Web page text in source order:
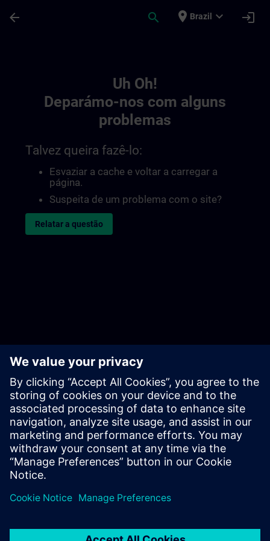
arrow_back search place Brazil expand_more login
Uh Oh!
Deparámo-nos com alguns
problemas
Talvez queira fazê-lo:
Esvaziar a cache e voltar a carregar a
página.
Suspeita de um problema com o site?
Relatar a questão